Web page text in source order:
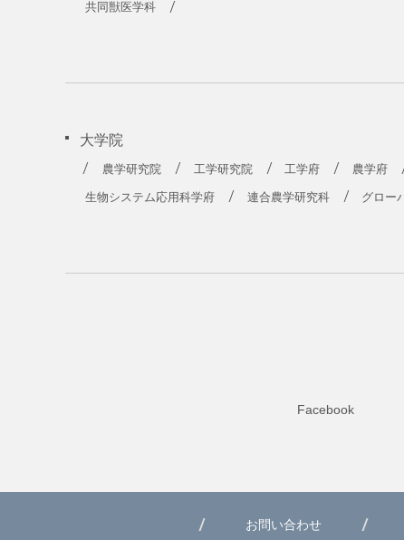
共同獣医学科
大学院
農学研究院 工学研究院 工学府 農学府
生物システム応用科学府 連合農学研究科 グロー
Facebook
お問い合わせ